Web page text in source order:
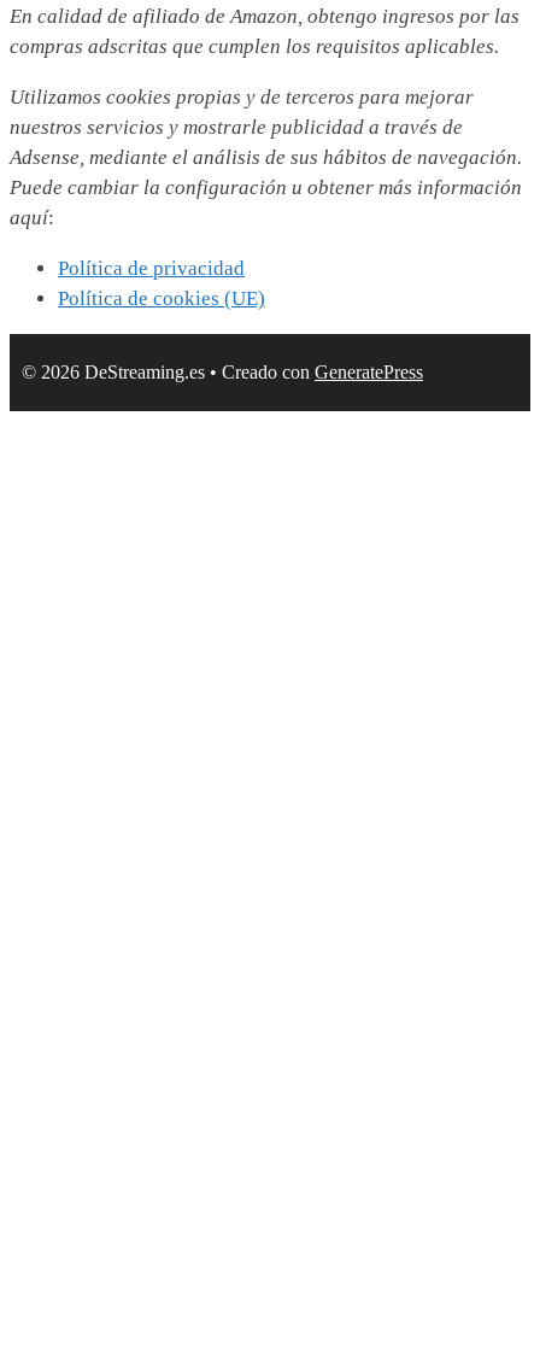
En calidad de afiliado de Amazon, obtengo ingresos por las
compras adscritas que cumplen los requisitos aplicables.
Utilizamos cookies propias y de terceros para mejorar
nuestros servicios y mostrarle publicidad a través de
Adsense, mediante el análisis de sus hábitos de navegación.
Puede cambiar la configuración u obtener más información
aquí:
Política de privacidad
Política de cookies (UE)
© 2026 DeStreaming.es • Creado con GeneratePress